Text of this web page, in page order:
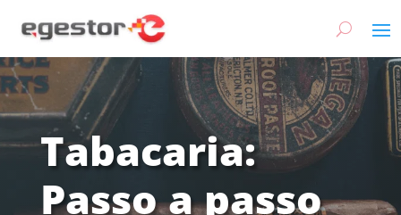
Tabacaria:
Passo a passo